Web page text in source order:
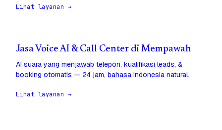
Lihat layanan →
Jasa Voice AI & Call Center di Mempawah
AI suara yang menjawab telepon, kualifikasi leads, &
booking otomatis — 24 jam, bahasa Indonesia natural.
Lihat layanan →